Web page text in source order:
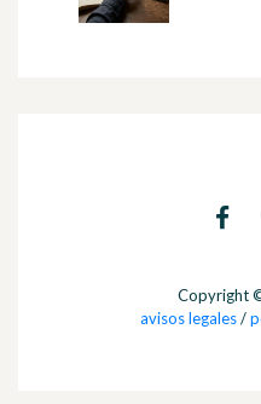
Copyright
avisos legales/